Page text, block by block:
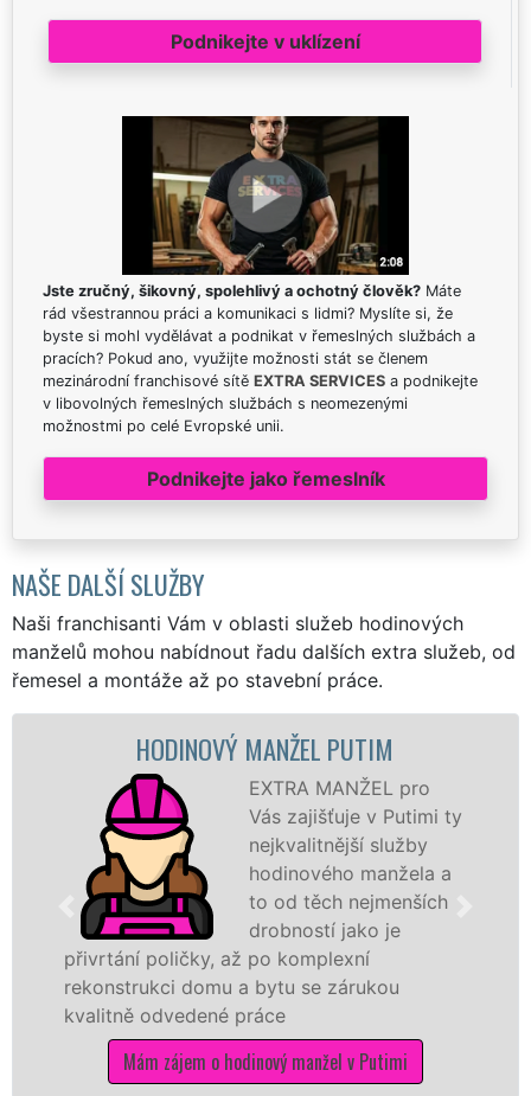
Podnikejte v uklízení
Jste zručný, šikovný, spolehlivý a ochotný člověk? Máte
rád všestrannou práci a komunikaci s lidmi? Myslíte si, že
byste si mohl vydělávat a podnikat v řemeslných službách a
pracích? Pokud ano, využijte možnosti stát se členem
mezinárodní franchisové sítě EXTRA SERVICES a podnikejte
v libovolných řemeslných službách s neomezenými
možnostmi po celé Evropské unii.
Podnikejte jako řemeslník
NAŠE DALŠÍ SLUŽBY
Naši franchisanti Vám v oblasti služeb hodinových
manželů mohou nabídnout řadu dalších extra služeb, od
řemesel a montáže až po stavební práce.
HODINOVÝ MANŽEL PUTIM
EXTRA MANŽEL pro
Vás zajišťuje v Putimi ty
nejkvalitnější služby
hodinového manžela a
to od těch nejmenších
drobností jako je
přivrtání poličky, až po komplexní
rekonstrukci domu a bytu se zárukou
kvalitně odvedené práce
Mám zájem o hodinový manžel v Putimi